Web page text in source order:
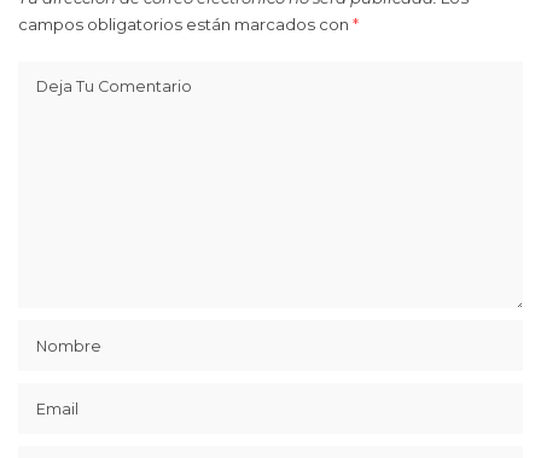
campos obligatorios están marcados con *